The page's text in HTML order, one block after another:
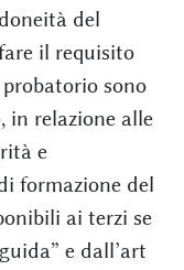
del
il requisito
sono
in relazione alle
e
formazione del
ai terzi se
e dall’art